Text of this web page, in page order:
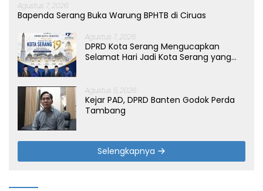
Agustus 7, 2026
Bapenda Serang Buka Warung BPHTB di Ciruas
Agustus 7, 2026
DPRD Kota Serang Mengucapkan
Selamat Hari Jadi Kota Serang yang
Agustus 5, 2026
Kejar PAD, DPRD Banten Godok Perda
Tambang
Selengkapnya